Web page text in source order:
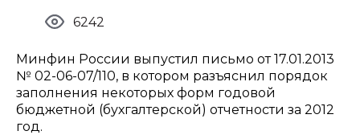
6242
Минфин России выпустил письмо от 17.01.2013
№ 02-06-07/110, в котором разъяснил порядок
заполнения некоторых форм годовой
бюджетной (бухгалтерской) отчетности за 2012
год.